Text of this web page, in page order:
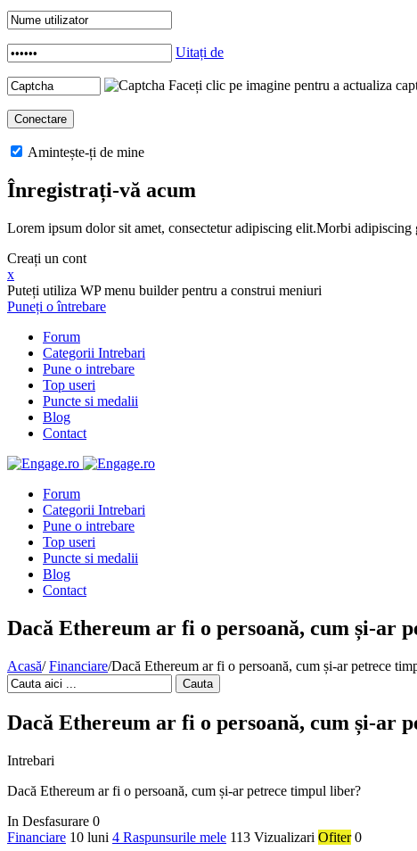
Uitați de
Faceți clic pe imagine pentru a actualiza
Amintește-ți de mine
Înregistrați-vă acum
Lorem ipsum dolor sit amet, consectetur adipiscing elit.Morbi adipiscing
Creați un cont
x
Puteți utiliza WP menu builder pentru a construi meniuri
Puneți o întrebare
Forum
Categorii Intrebari
Pune o intrebare
Top useri
Puncte si medalii
Blog
Contact
Forum
Categorii Intrebari
Pune o intrebare
Top useri
Puncte si medalii
Blog
Contact
Dacă Ethereum ar fi o persoană, cum și-ar
Acasă/ Financiare/Dacă Ethereum ar fi o persoană, cum și-ar petrece
Cauta
Dacă Ethereum ar fi o persoană, cum și-ar
Intrebari
Dacă Ethereum ar fi o persoană, cum și-ar petrece timpul liber?
In Desfasurare 0
Financiare 10 luni 4 Raspunsurile mele 113 Vizualizari Ofiter 0